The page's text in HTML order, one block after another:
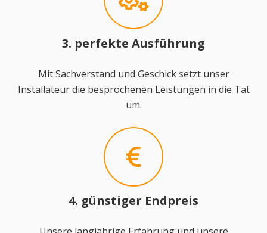
3. perfekte Ausführung
Mit Sachverstand und Geschick setzt unser
Installateur die besprochenen Leistungen in die Tat
um.
4. günstiger Endpreis